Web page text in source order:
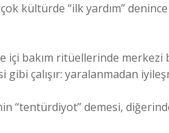
kültürde “ilk yardım”
bakım ritüellerinde merkezi
çalışır: yaralanmadan
“tentürdiyot” demesi,